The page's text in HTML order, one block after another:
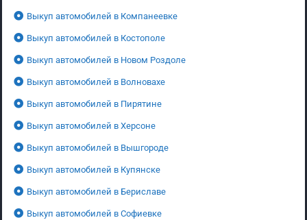
Выкуп автомобилей в Компанеевке
Выкуп автомобилей в Костополе
Выкуп автомобилей в Новом Роздоле
Выкуп автомобилей в Волновахе
Выкуп автомобилей в Пирятине
Выкуп автомобилей в Херсоне
Выкуп автомобилей в Вышгороде
Выкуп автомобилей в Купянске
Выкуп автомобилей в Бериславе
Выкуп автомобилей в Софиевке